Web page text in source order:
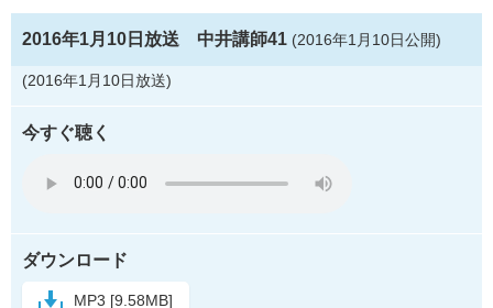
2016年1月10日放送 中井講師41 (2016年1月10日公開)
(2016年1月10日放送)
今すぐ聴く
ダウンロード
MP3 [9.58MB]